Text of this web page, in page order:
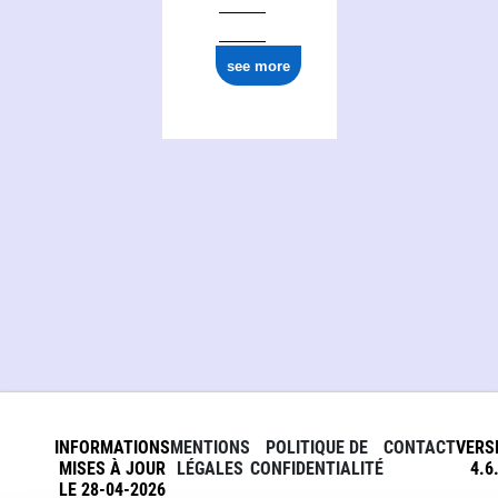
see more
INFORMATIONS
MISES À JOUR
LE 28-04-2026
MENTIONS
LÉGALES
POLITIQUE DE
CONFIDENTIALITÉ
CONTACT